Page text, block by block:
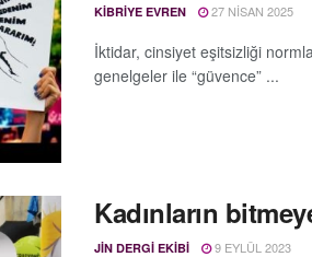
KIBRIYE EVREN 27 NISAN 2025
İktidar, cinsiyet eşitsizliği
genelgeler ile “güvence” ...
Kadınların
JIN DERGI EKIBI 9 EYLÜL 2023